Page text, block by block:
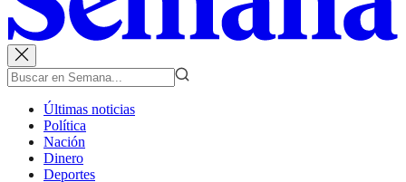
Últimas noticias
Política
Nación
Dinero
Deportes